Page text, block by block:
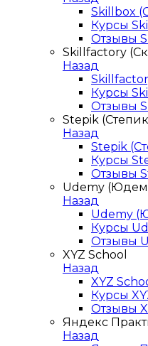
Skillbox
Курсы
Отзывы
Skillfactory
Назад
Курсы
Отзывы
Stepik
Назад
Stepik
Курсы
Отзывы
Udemy
Назад
Udemy
Курсы
Отзывы
XYZ School
Назад
XYZ
Курсы
Отзывы
Яндекс
Назад